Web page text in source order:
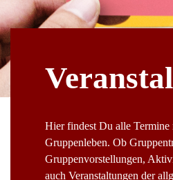
Hier findest Du alle Termine
Gruppenleben. Ob
Gruppenvorstellungen,
auch Veranstaltungen der